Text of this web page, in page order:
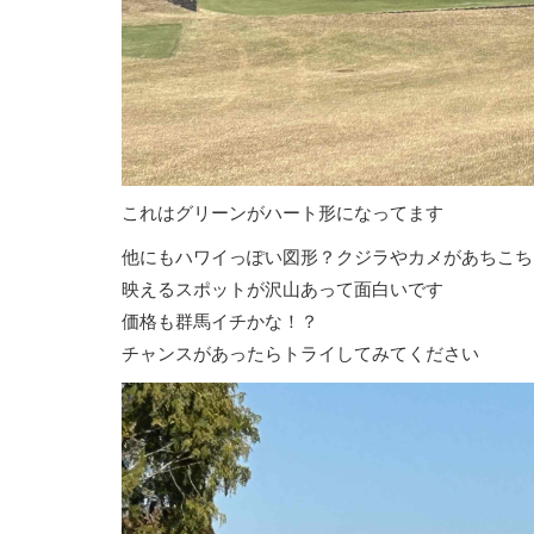
これはグリーンがハート形になってます
他にもハワイっぽい図形？クジラやカメがあちこ
映えるスポットが沢山あって面白いです
価格も群馬イチかな！？
チャンスがあったらトライしてみてください